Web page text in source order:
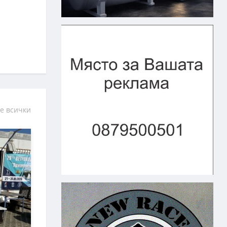
всички